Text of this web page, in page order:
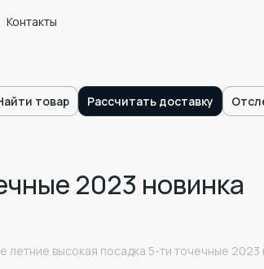
Контакты
товар Рассчитать доставку
2023 новинка
летние высокая посадка 5-ти точечные 2023